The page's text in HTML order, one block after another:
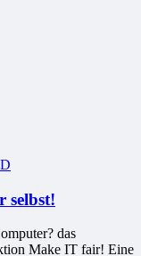
selbst!
das
Make IT fair! Eine